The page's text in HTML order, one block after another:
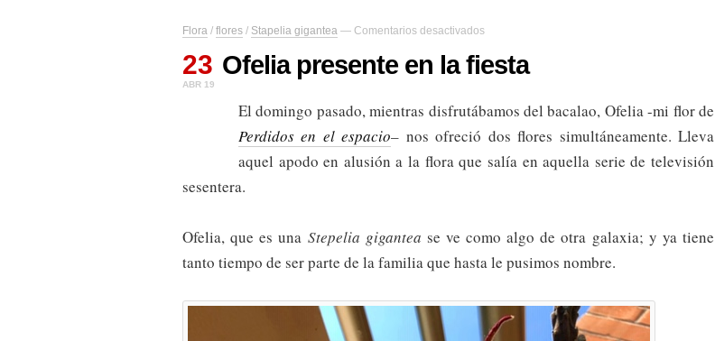
Flora / flores / Stapelia gigantea — Comentarios desactivados
presente
en
23
ABR 19
Ofelia presente en la fiesta
El domingo pasado, mientras disfrutábamos del bacalao, Ofelia -mi flor de
Perdidos en el espacio– nos ofreció dos flores simultáneamente. Lleva
aquel apodo en alusión a la flora que salía en aquella serie de televisión
sesentera.
Ofelia, que es una Stepelia gigantea se ve como algo de otra galaxia; y ya tiene
tanto tiempo de ser parte de la familia que hasta le pusimos nombre.